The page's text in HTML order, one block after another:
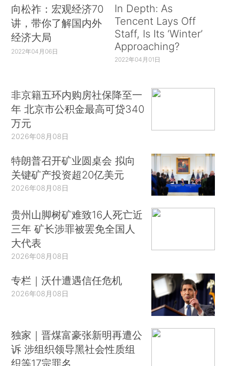
向松祚：宏观经济70
讲，带你了解国内外
经济大局
2022年04月06日
In Depth: As
Tencent Lays Off
Staff, Is Its ‘Winter’
Approaching?
2022年04月01日
非京籍五环内购房社保降至一
年 北京市公积金最高可贷340
万元
2026年08月08日
特朗普召开矿业圆桌会 拟向
关键矿产投资超20亿美元
2026年08月08日
贵州山脚树矿难致16人死亡近
三年 矿长涉罪被罢免全国人
大代表
2026年08月08日
专栏｜沃什遭遇信任危机
2026年08月08日
独家｜晋煤富豪张新明再遭公
诉 涉组织领导黑社会性质组
织等17宗罪名